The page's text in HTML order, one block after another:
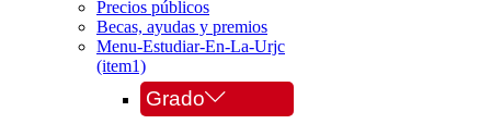
Precios públicos
Becas, ayudas y premios
Menu-Estudiar-En-La-Urjc
(item1)
Grado